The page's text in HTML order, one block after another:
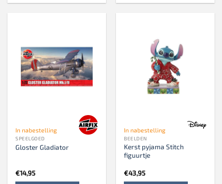
In nabestelling
SPEELGOED
Gloster Gladiator
€14,95
In nabestelling
BEELDEN
Kerst pyjama Stitch
figuurtje
€43,95